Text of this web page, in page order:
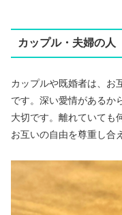
カップル・夫婦の人
カップルや既婚者は、お
です。深い愛情があるか
大切です。離れていても
お互いの自由を尊重し合